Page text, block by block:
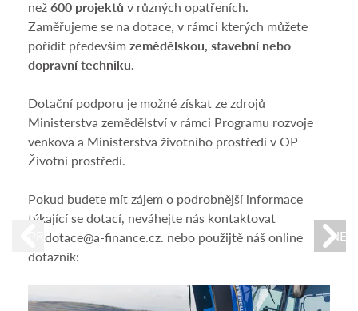
PREVIOUS
než600 projektů v různých opatřeních.
Zaměřujeme se na dotace, v rámci kterých můžete
pořídit především zemědělskou, stavební nebo
dopravní techniku.
Dotační podporu je možné získat ze zdrojů
Ministerstva zemědělství v rámci Programu rozvoje
venkova a Ministerstva životního prostředí v OP
Životní prostředí.
Pokud budete mít zájem o podrobnější informace
týkající se dotací, neváhejte nás kontaktovat
na dotace@a-finance.cz. nebo použijtě náš online
dotazník: